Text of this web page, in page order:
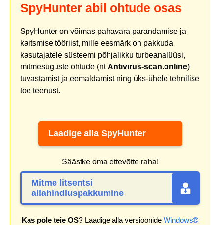
SpyHunter abil ohtude osas
SpyHunter on võimas pahavara parandamise ja
kaitsmise tööriist, mille eesmärk on pakkuda
kasutajatele süsteemi põhjalikku turbeanalüüsi,
mitmesuguste ohtude (ntAntivirus-scan.online)
tuvastamist ja eemaldamist ning üks-ühele tehnilise
toe teenust.
Laadige alla SpyHunter
Säästke oma ettevõtte raha!
Mitme litsentsi
allahindluspakkumine
Kas pole teie OS? Laadige alla versioonide Windows®